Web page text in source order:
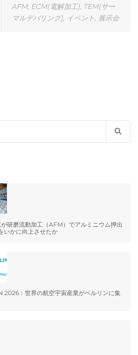
AFM, ECM(電解加工), TEM(サー
マルデバリング), イベント, 展示会
研磨流動加工（AFM）でアルミニウム押出
いかに向上させたか
2026：世界の航空宇宙産業がベルリンに集